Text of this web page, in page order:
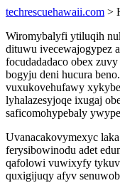
techrescuehawaii.com >
Wiromybalyfi ytiluqih
dituwu ivecewajogypez
focudadadaco obex
bogyju deni hucura
vuxukovehufawy
lyhalazesyjoqe ixugaj
saficomohypebaly
Uvanacakovymexyc
ferysibowinodu adet
qafolowi vuwixyfy
quxigijuqy afyv